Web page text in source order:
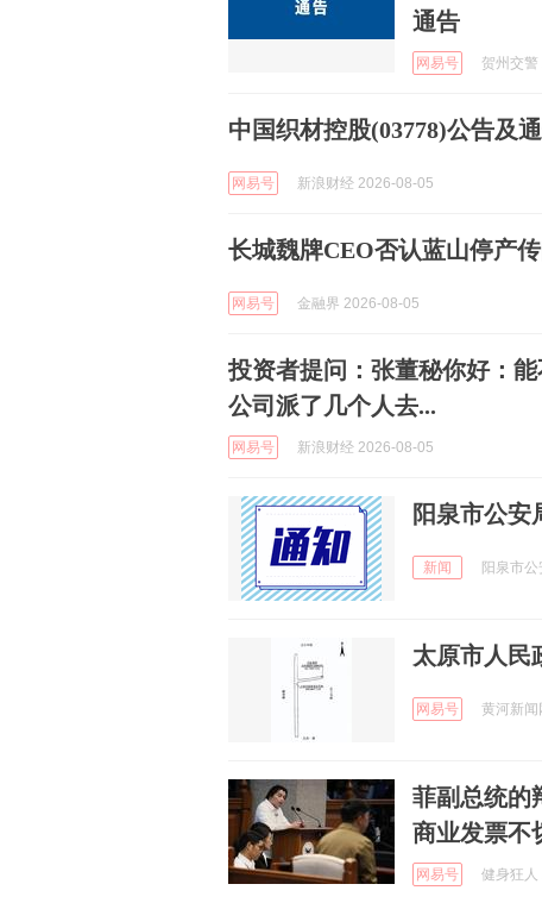
通告
网易号 贺州交
中国织材控股(03778)公告及
网易号 新浪财经 2026-08-05
长城魏牌CEO否认蓝山停产
网易号 金融界 2026-08-05
投资者提问：张董秘你好：
公司派了几个人去...
网易号 新浪财经 2026-08-05
阳泉市公安
新闻 阳泉市
太原市人民
网易号 黄河新
菲副总统的
商业发票不
网易号 健身狂